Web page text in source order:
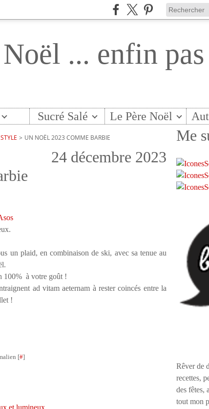
... enfin
Sucré Salé Le Père Noël
> UN NOËL 2023 COMME BARBIE
24 décembre 2023
un plaid, en combinaison de ski, avec sa tenue au
100% à votre goût !
ad vitam aeternam à rester coincés entre la
!
[#]
et lumineux
Me
Rêver de
recettes,
des fêtes,
tout mon